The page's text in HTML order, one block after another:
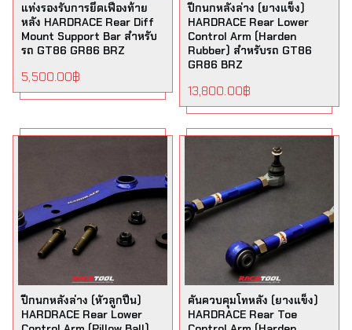
แท่งรองรับการยึดเฟืองท้าย
หลัง HARDRACE Rear Diff
Mount Support Bar สำหรับ
รถ GT86 GR86 BRZ
5,500.00฿
ปีกนกหลังล่าง (ยางแข็ง)
HARDRACE Rear Lower
Control Arm (Harden
Rubber) สำหรับรถ GT86
GR86 BRZ
13,800.00฿
ปีกนกหลังล่าง (หัวลูกปืน)
HARDRACE Rear Lower
คันควบคุมโทหลัง (ยางแข็ง)
HARDRACE Rear Toe